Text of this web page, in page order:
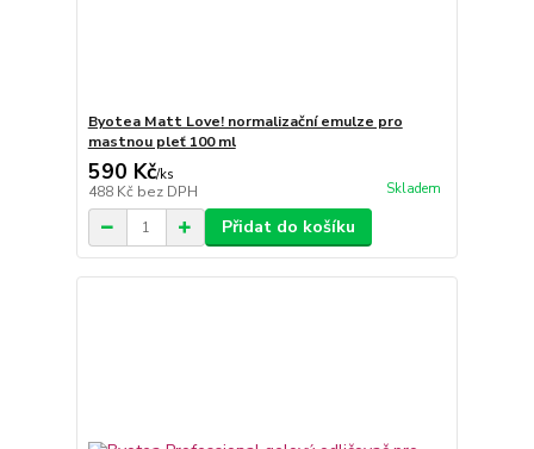
Byotea Matt Love! normalizační emulze pro
mastnou pleť 100 ml
590 Kč/ks
488 Kč bez DPH Skladem
Přidat do košíku